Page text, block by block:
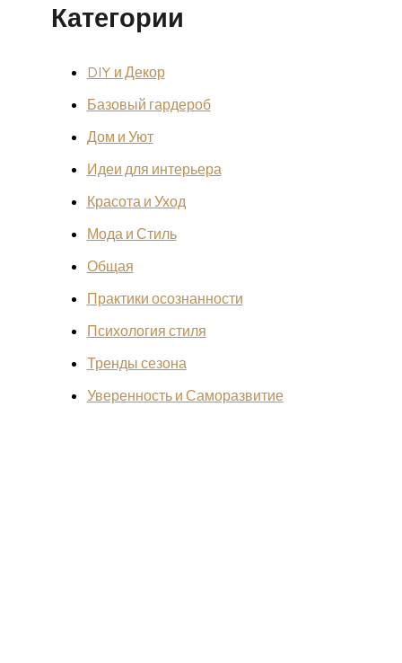
Категории
DIY и Декор
Базовый гардероб
Дом и Уют
Идеи для интерьера
Красота и Уход
Мода и Стиль
Общая
Практики осознанности
Психология стиля
Тренды сезона
Уверенность и Саморазвитие